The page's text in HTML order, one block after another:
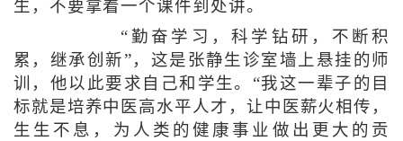
生，不要拿着一个课件到处讲。
“勤奋学习，科学钻研，不断积
累，继承创新”，这是张静生诊室墙上悬挂的师
训，他以此要求自己和学生。“我这一辈子的目
标就是培养中医高水平人才，让中医薪火相传，
生生不息，为人类的健康事业做出更大的贡